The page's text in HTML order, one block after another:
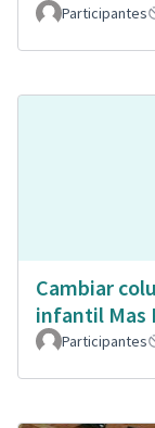
Participantes
Cambiar
infantil Mas
Participantes